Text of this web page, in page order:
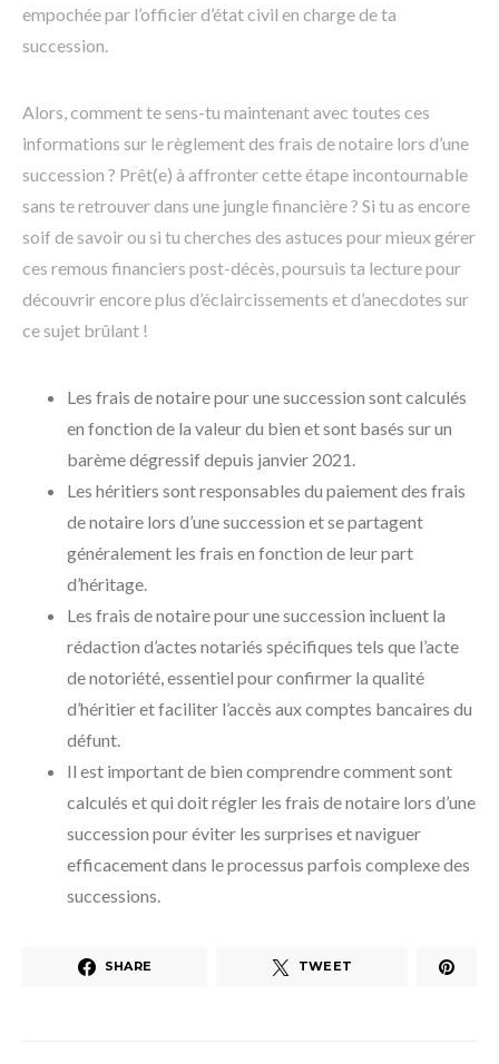
empochée par l’officier d’état civil en charge de ta
succession.
Alors, comment te sens-tu maintenant avec toutes ces
informations sur le règlement des frais de notaire lors d’une
succession ? Prêt(e) à affronter cette étape incontournable
sans te retrouver dans une jungle financière ? Si tu as encore
soif de savoir ou si tu cherches des astuces pour mieux gérer
ces remous financiers post-décès, poursuis ta lecture pour
découvrir encore plus d’éclaircissements et d’anecdotes sur
ce sujet brûlant !
Les frais de notaire pour une succession sont calculés
en fonction de la valeur du bien et sont basés sur un
barème dégressif depuis janvier 2021.
Les héritiers sont responsables du paiement des frais
de notaire lors d’une succession et se partagent
généralement les frais en fonction de leur part
d’héritage.
Les frais de notaire pour une succession incluent la
rédaction d’actes notariés spécifiques tels que l’acte
de notoriété, essentiel pour confirmer la qualité
d’héritier et faciliter l’accès aux comptes bancaires du
défunt.
Il est important de bien comprendre comment sont
calculés et qui doit régler les frais de notaire lors d’une
succession pour éviter les surprises et naviguer
efficacement dans le processus parfois complexe des
successions.
SHARE TWEET